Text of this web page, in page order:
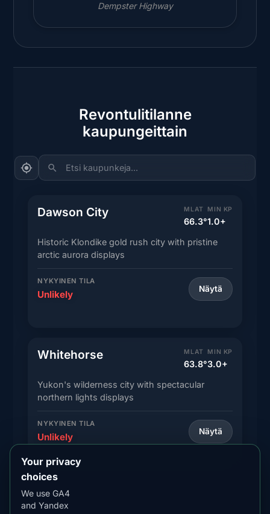
Dempster Highway
Revontulitilanne
kaupungeittain
Etsi kaupunkeja...
Dawson City MLAT
66.3°
MIN KP
1.0+
Historic Klondike gold rush city with pristine
arctic aurora displays
NYKYINEN TILA
Unlikely Näytä
Whitehorse MLAT
63.8°
MIN KP
3.0+
Yukon's wilderness city with spectacular
northern lights displays
NYKYINEN TILA
Unlikely Näytä
Your privacy
choices
We use GA4
and Yandex